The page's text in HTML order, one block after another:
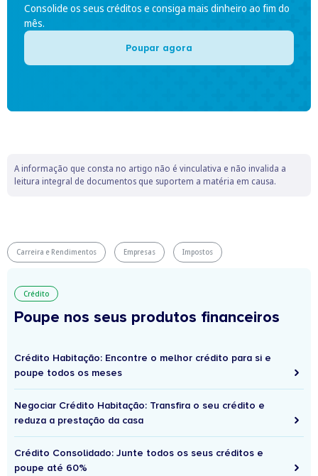
Consolide os seus créditos e consiga mais dinheiro ao fim do
mês.
Poupar agora
A informação que consta no artigo não é vinculativa e não invalida a
leitura integral de documentos que suportem a matéria em causa.
Carreira e Rendimentos Empresas Impostos
Crédito
Poupe nos seus produtos financeiros
Crédito Habitação: Encontre o melhor crédito para si e
poupe todos os meses
Negociar Crédito Habitação: Transfira o seu crédito e
reduza a prestação da casa
Crédito Consolidado: Junte todos os seus créditos e
poupe até 60%